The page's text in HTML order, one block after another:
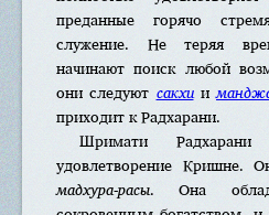
преданные горячо
служение. Не теряя
начинают поиск любой
они следуют сакхии
приходит к Радхарани.
Шримати
удовлетворение Кришне.
мадхура-расы. Она